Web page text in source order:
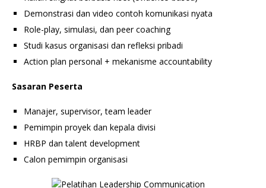
Demonstrasi dan video contoh komunikasi nyata
Role-play, simulasi, dan peer coaching
Studi kasus organisasi dan refleksi pribadi
Action plan personal + mekanisme accountability
Sasaran Peserta
Manajer, supervisor, team leader
Pemimpin proyek dan kepala divisi
HRBP dan talent development
Calon pemimpin organisasi